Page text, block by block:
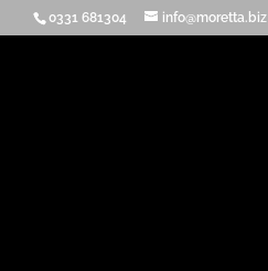
0331 681304 info@moretta.biz